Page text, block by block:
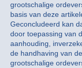
grootschalige
basis van deze
Geconcludeerd kan
door toepassing van
aanhouding,
de handhaving van
grootschalige